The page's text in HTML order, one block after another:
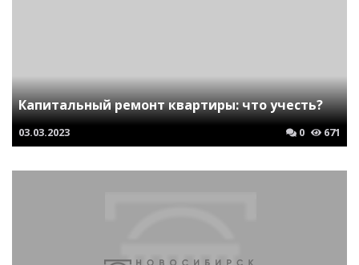
Капитальный ремонт квартиры: что учесть?
03.03.2023 0 671